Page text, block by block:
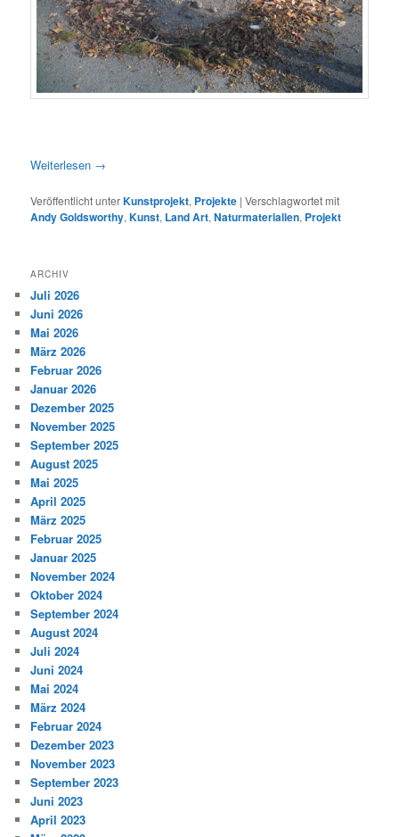
Weiterlesen →
Veröffentlicht unterKunstprojekt, Projekte |Verschlagwortet mit
Andy Goldsworthy,Kunst, Land Art,Naturmaterialien, Projekt
ARCHIV
Juli 2026
Juni 2026
Mai 2026
März 2026
Februar 2026
Januar 2026
Dezember 2025
November 2025
September 2025
August 2025
Mai 2025
April 2025
März 2025
Februar 2025
Januar 2025
November 2024
Oktober 2024
September 2024
August 2024
Juli 2024
Juni 2024
Mai 2024
März 2024
Februar 2024
Dezember 2023
November 2023
September 2023
Juni 2023
April 2023